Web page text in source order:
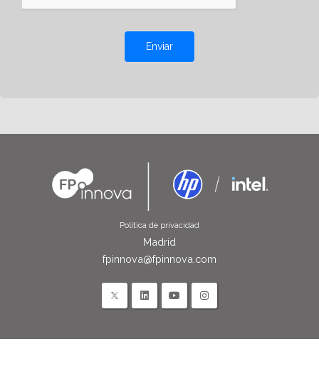
Enviar
Política de privacidad
Madrid
fpinnova@fpinnova.com